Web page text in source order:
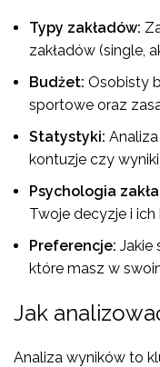
Typy zakładów:
zakładów (single,
Budżet: Osobisty
sportowe oraz
Statystyki:
kontuzje czy
Psychologia
Twoje decyzje i ich
Preferencje: Jakie
które masz w
Jak
Analiza wyników to